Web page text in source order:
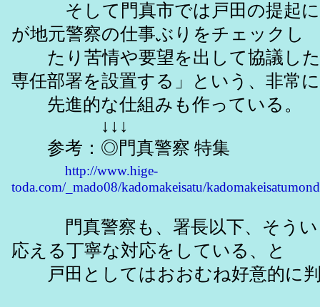
そして門真市では戸田の提起に
が地元警察の仕事ぶりをチェックし
たり苦情や要望を出して協議し
専任部署を設置する」という、非常に
先進的な仕組みも作っている。
↓↓↓
参考：◎門真警察 特集
http://www.hige-
toda.com/_mado08/kadomakeisatu/
門真警察も、署長以下、そうい
応える丁寧な対応をしている、と
戸田としてはおおむね好意的に